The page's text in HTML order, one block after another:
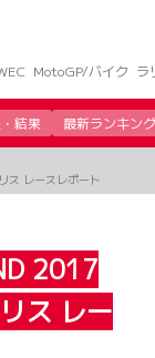
MotoGP/バイク ラ
結果 最新ランキング
ス レースレポート
2017
ス レー